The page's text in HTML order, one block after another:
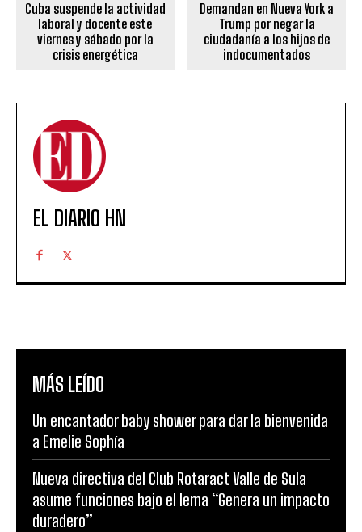
Cuba suspende la actividad
laboral y docente este
viernes y sábado por la
crisis energética
Demandan en Nueva York a
Trump por negar la
ciudadanía a los hijos de
indocumentados
EL DIARIO HN
MÁS LEÍDO
Un encantador baby shower para dar la bienvenida
a Emelie Sophía
Nueva directiva del Club Rotaract Valle de Sula
asume funciones bajo el lema “Genera un impacto
duradero”